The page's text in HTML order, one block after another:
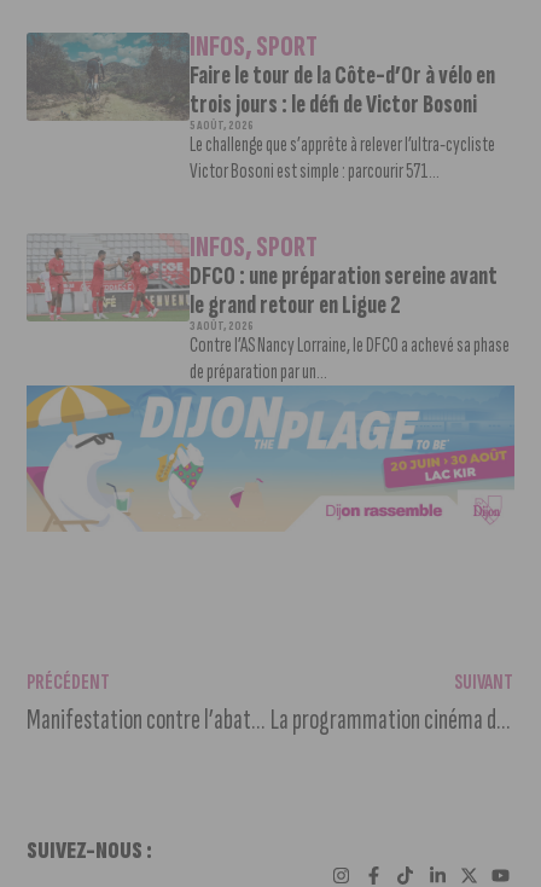
INFOS,SPORT
Faire le tour de la Côte-d’Or à vélo en
trois jours : le défi de Victor Bosoni
5 AOÛT, 2026
Le challenge que s’apprête à relever l’ultra-cycliste
Victor Bosoni est simple : parcourir 571...
INFOS,SPORT
DFCO : une préparation sereine avant
le grand retour en Ligue 2
3 AOÛT, 2026
Contre l’AS Nancy Lorraine, le DFCO a achevé sa phase
de préparation par un...
PRÉCÉDENT
Manifestation contre l’abattage d’arbres au parc Montmuzard
SUIVANT
La programmation cinéma du 19 au 25 janvier 2022
SUIVEZ-NOUS :